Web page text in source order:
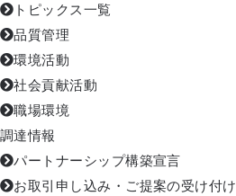
トピックス一覧
品質管理
環境活動
社会貢献活動
職場環境
調達情報
パートナーシップ構築宣言
お取引申し込み・ご提案の受け付け